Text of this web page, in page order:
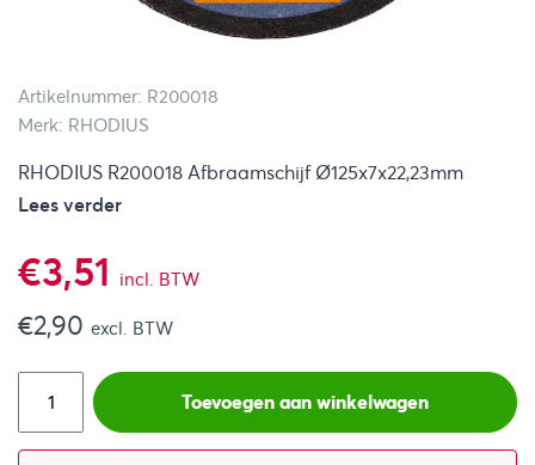
Artikelnummer: R200018
Merk: RHODIUS
RHODIUS R200018 Afbraamschijf Ø125x7x22,23mm
Lees verder
€3,51 incl. BTW
€2,90 excl. BTW
Toevoegen aan winkelwagen